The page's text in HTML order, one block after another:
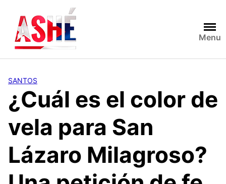
contenido
Menu
SANTOS
¿Cuál es el color de
vela para San
Lázaro Milagroso?